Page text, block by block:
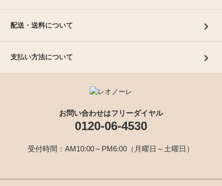
配送・送料について
支払い方法について
お問い合わせはフリーダイヤル
0120-06-4530
受付時間：AM10:00～PM6:00（月曜日～土曜日）